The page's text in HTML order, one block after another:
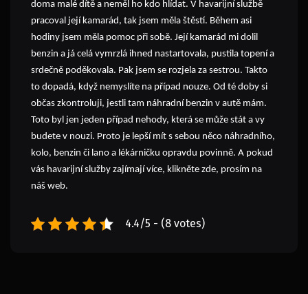
doma malé dítě a neměl ho kdo hlídat. V havarijní službě
pracoval její kamarád, tak jsem měla štěstí. Během asi
hodiny jsem měla pomoc při sobě. Její kamarád mi dolil
benzin a já celá vymrzlá ihned nastartovala, pustila topení a
srdečně poděkovala. Pak jsem se rozjela za sestrou. Takto
to dopadá, když nemyslíte na případ nouze. Od té doby si
občas zkontroluji, jestli tam náhradní benzin v autě mám.
Toto byl jen jeden případ nehody, která se může stát a vy
budete v nouzi. Proto je lepší mít s sebou něco náhradního,
kolo, benzin či lano a lékárničku opravdu povinně. A pokud
vás havarijní služby zajímají více, klikněte zde, prosím na
náš web.
4.4/5 - (8 votes)